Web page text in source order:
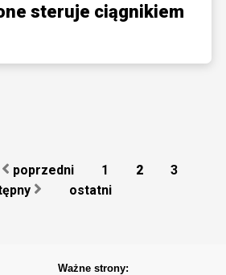
steruje ciągnikiem
poprzedni 1 2
3
ostatni
Ważne strony: